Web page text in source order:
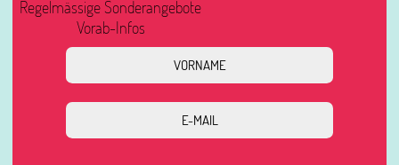
Regelmässige Sonderangebote
Vorab-Infos